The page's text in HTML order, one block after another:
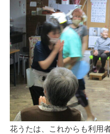
花うたは、これからも利用